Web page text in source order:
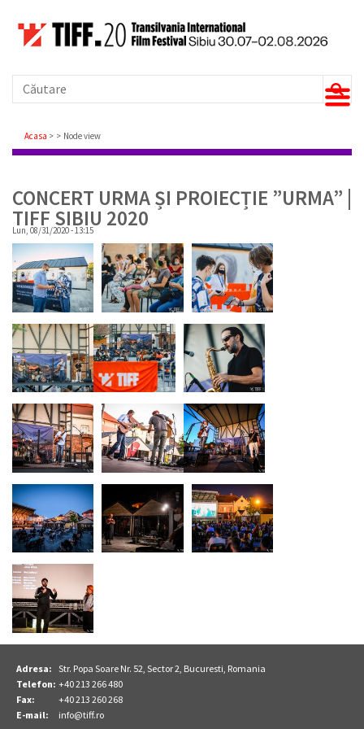
Căutare
Breadcrumb
Acasa Node view
CONCERT URMA ȘI PROIECȚIE ”URMA” |
TIFF SIBIU 2020
Lun, 08/31/2020 - 13:15
Adresa: Str. Popa Soare Nr. 52, Sector 2, Bucuresti, Romania
Telefon: +40 213 266 480
Fax:
+40 213 260 268
E-mail:
info@tiff.ro